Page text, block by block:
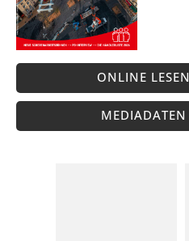
ONLINE LESEN
MEDIADATEN